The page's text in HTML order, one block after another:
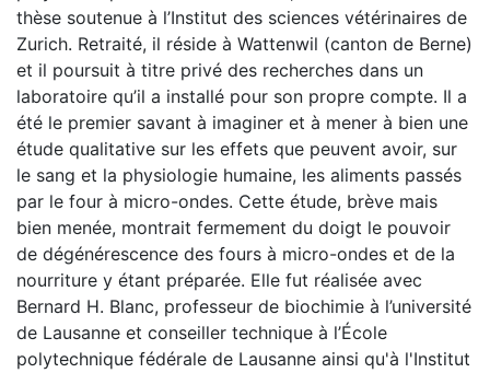
thèse soutenue à l’Institut des sciences vétérinaires de
Zurich. Retraité, il réside à Wattenwil (canton de Berne)
et il poursuit à titre privé des recherches dans un
laboratoire qu’il a installé pour son propre compte. Il a
été le premier savant à imaginer et à mener à bien une
étude qualitative sur les effets que peuvent avoir, sur
le sang et la physiologie humaine, les aliments passés
par le four à micro-ondes. Cette étude, brève mais
bien menée, montrait fermement du doigt le pouvoir
de dégénérescence des fours à micro-ondes et de la
nourriture y étant préparée. Elle fut réalisée avec
Bernard H. Blanc, professeur de biochimie à l’université
de Lausanne et conseiller technique à l’École
polytechnique fédérale de Lausanne ainsi qu'à l'Institut